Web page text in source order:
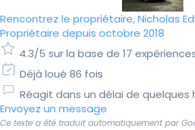
Rencontrez le propriétaire, Nicholas
Propriétaire depuis octobre 2018
4.3/5 sur la base de 17
Déjà loué 86 fois
Réagit dans un délai de quelques
Envoyez un message
Ce texte a été traduit automatiquement par